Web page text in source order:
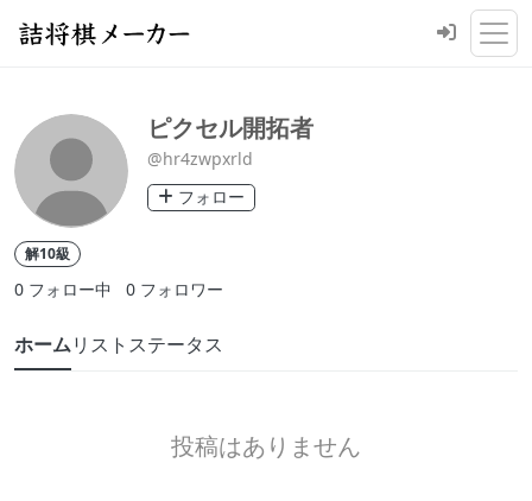
ピクセル開拓者
@hr4zwpxrld
フォロー
解10級
0 フォロー中 0 フォロワー
ホームリスト ステータス
投稿はありません